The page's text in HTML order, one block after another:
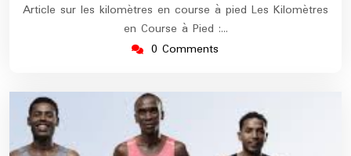
Article sur les kilomètres en course à pied Les Kilomètres
en Course à Pied :…
0 Comments